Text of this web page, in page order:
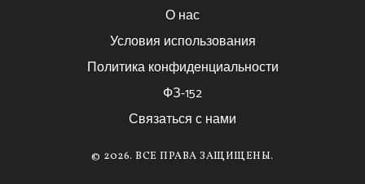
О нас
Условия использования
Политика конфиденциальности
ФЗ-152
Связаться с нами
© 2026. ВСЕ ПРАВА ЗАЩИЩЕНЫ.